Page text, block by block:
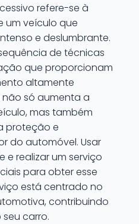
refere-se à
um veículo que
e deslumbrante.
de técnicas
que proporcionam
altamente
não só aumenta a
mas também
proteção e
do automóvel. Usar
realizar um serviço
para obter esse
está centrado no
contribuindo
carro.